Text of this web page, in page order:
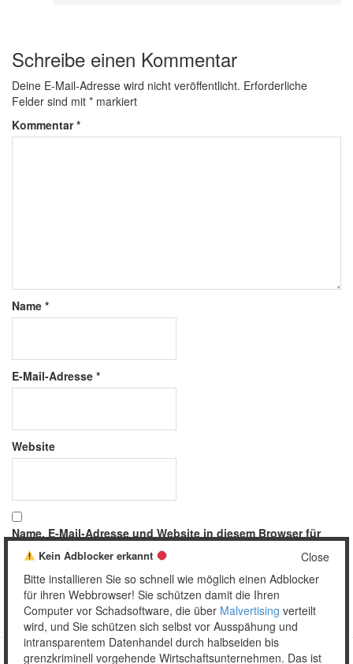
Schreibe einen Kommentar
Deine E-Mail-Adresse wird nicht veröffentlicht. Erforderliche
Felder sind mit * markiert
Kommentar*
Name *
E-Mail-Adresse *
Website
Name, E-Mail-Adresse und Website in diesem Browser für
meinen nächsten Kommentar speichern.
Close
Kein Adblocker erkannt
Bitte installieren Sie so schnell wie möglich einen Adblocker
für ihren Webbrowser! Sie schützen damit die Ihren
Computer vor Schadsoftware, die über Malvertising verteilt
wird, und Sie schützen sich selbst vor Ausspähung und
intransparentem Datenhandel durch halbseiden bis
grenzkriminell vorgehende Wirtschaftsunternehmen. Das ist